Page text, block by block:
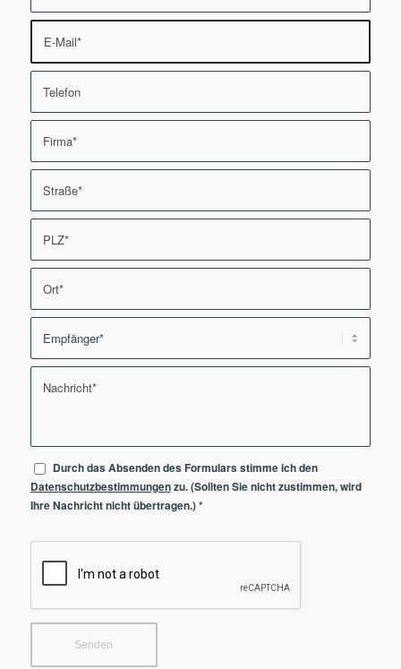
Durch das Absenden des Formulars stimme ich den
Datenschutzbestimmungenzu. (Sollten Sie nicht zustimmen, wird
Ihre Nachricht nicht übertragen.)*